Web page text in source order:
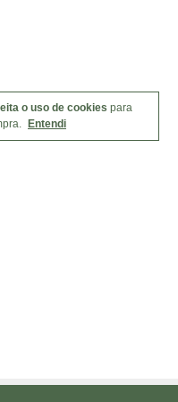
o uso de cookies para
Entendi